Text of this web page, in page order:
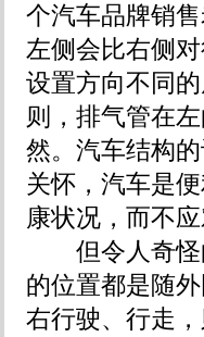
个汽车品牌销
左侧会比右侧
设置方向不同
则，排气管在
然。汽车结构
关怀，汽车是
康状况，而不应
但令人奇怪
的位置都是随
右行驶、行走